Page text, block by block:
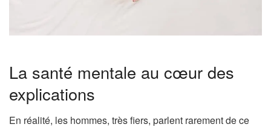
La santé mentale au cœur des
explications
En réalité, les hommes, très fiers, parlent rarement de ce